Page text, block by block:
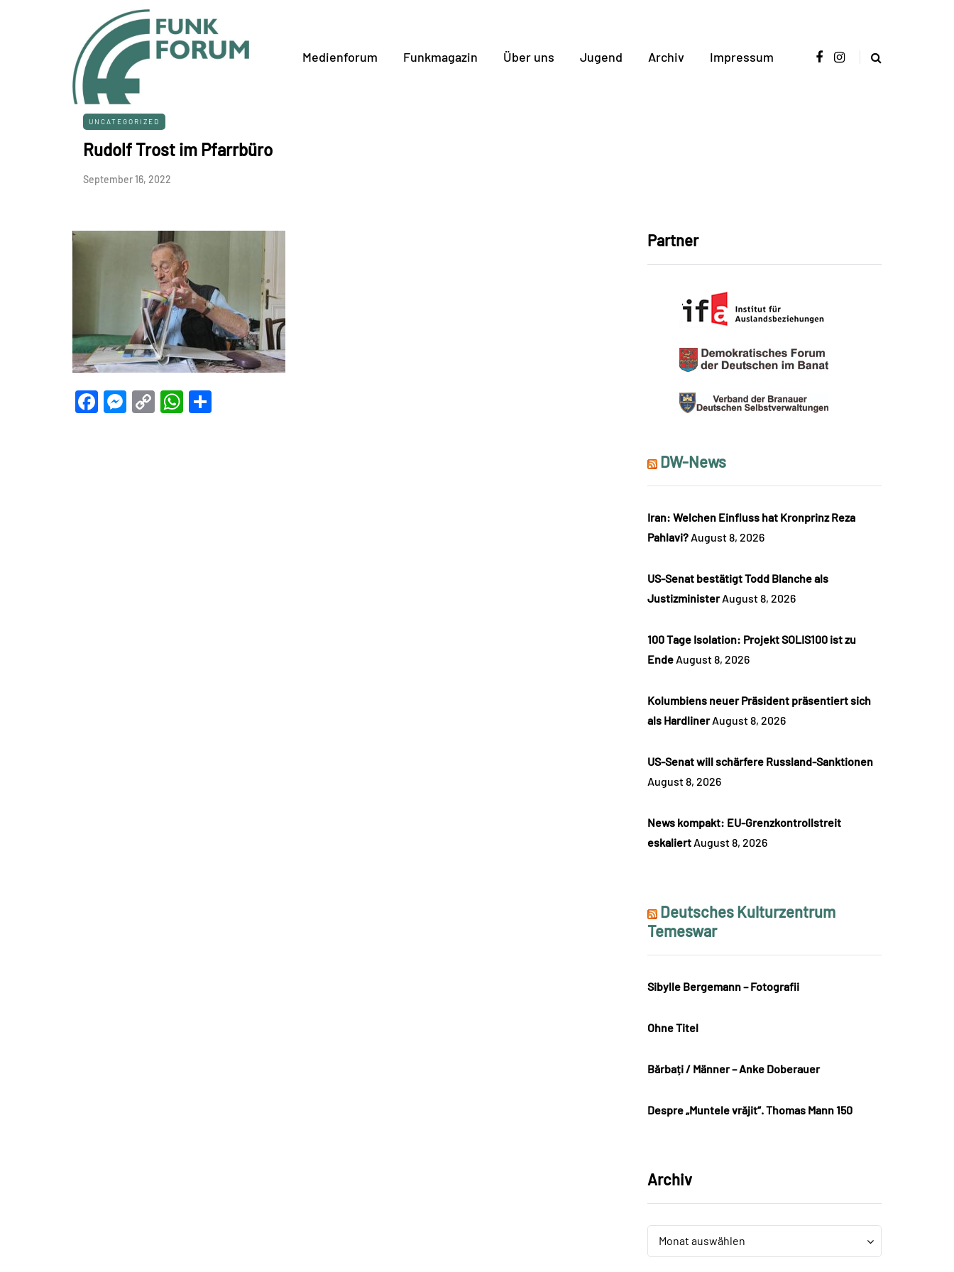
Medienforum Funkmagazin Über uns Jugend Archiv Impressum
UNCATEGORIZED
Rudolf Trost im Pfarrbüro
September 16, 2022
Facebook
Messenger
CopyWhatsApp
Partner
DW-News
Iran: Welchen Einfluss hat Kronprinz Reza
Pahlavi? August 8, 2026
US-Senat bestätigt Todd Blanche als
Justizminister August 8, 2026
100 Tage Isolation: Projekt SOLIS100 ist zu
Ende August 8, 2026
Kolumbiens neuer Präsident präsentiert sich
als Hardliner August 8, 2026
US-Senat will schärfere Russland-Sanktionen
August 8, 2026
News kompakt: EU-Grenzkontrollstreit
eskaliert August 8, 2026
Deutsches Kulturzentrum
Temeswar
Sibylle Bergemann – Fotografii
Ohne Titel
Bărbați / Männer – Anke Doberauer
Despre „Muntele vrăjit“. Thomas Mann 150
Archiv
Archiv
Monat auswählen
Archiv